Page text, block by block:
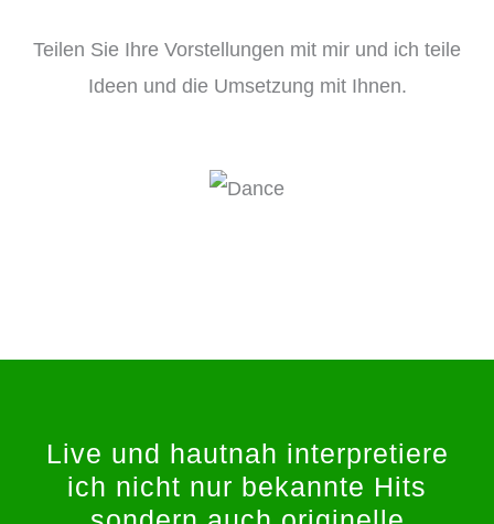
Teilen Sie Ihre Vorstellungen mit mir und ich teile
Ideen und die Umsetzung mit Ihnen.
Live und hautnah interpretiere
ich nicht nur bekannte Hits